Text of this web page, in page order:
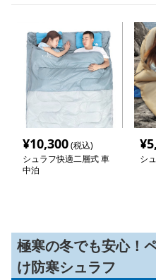
¥10,300(税込)
シュラフ快適二層式 車
中泊
¥
シ
極寒の冬でも安心！
け防寒シュラフ